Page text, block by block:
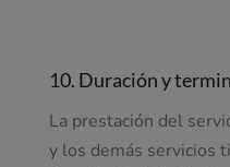
10. Duración y
La prestación del
y los demás servicios